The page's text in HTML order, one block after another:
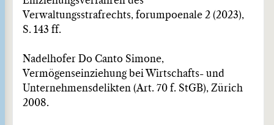
Verwaltungsstrafrechts, forumpoenale 2 (2023),
S. 143 ff.
Nadelhofer Do Canto Simone,
Vermögenseinziehung bei Wirtschafts- und
Unternehmensdelikten (Art. 70 f. StGB), Zürich
2008.